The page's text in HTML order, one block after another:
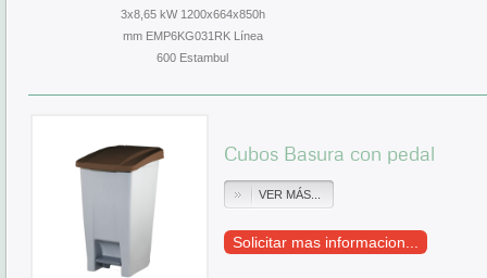
3x8,65 kW 1200x664x850h
mm EMP6KG031RK Línea
600 Estambul
Cubos Basura con pedal
VER MÁS...
Solicitar mas informacion...